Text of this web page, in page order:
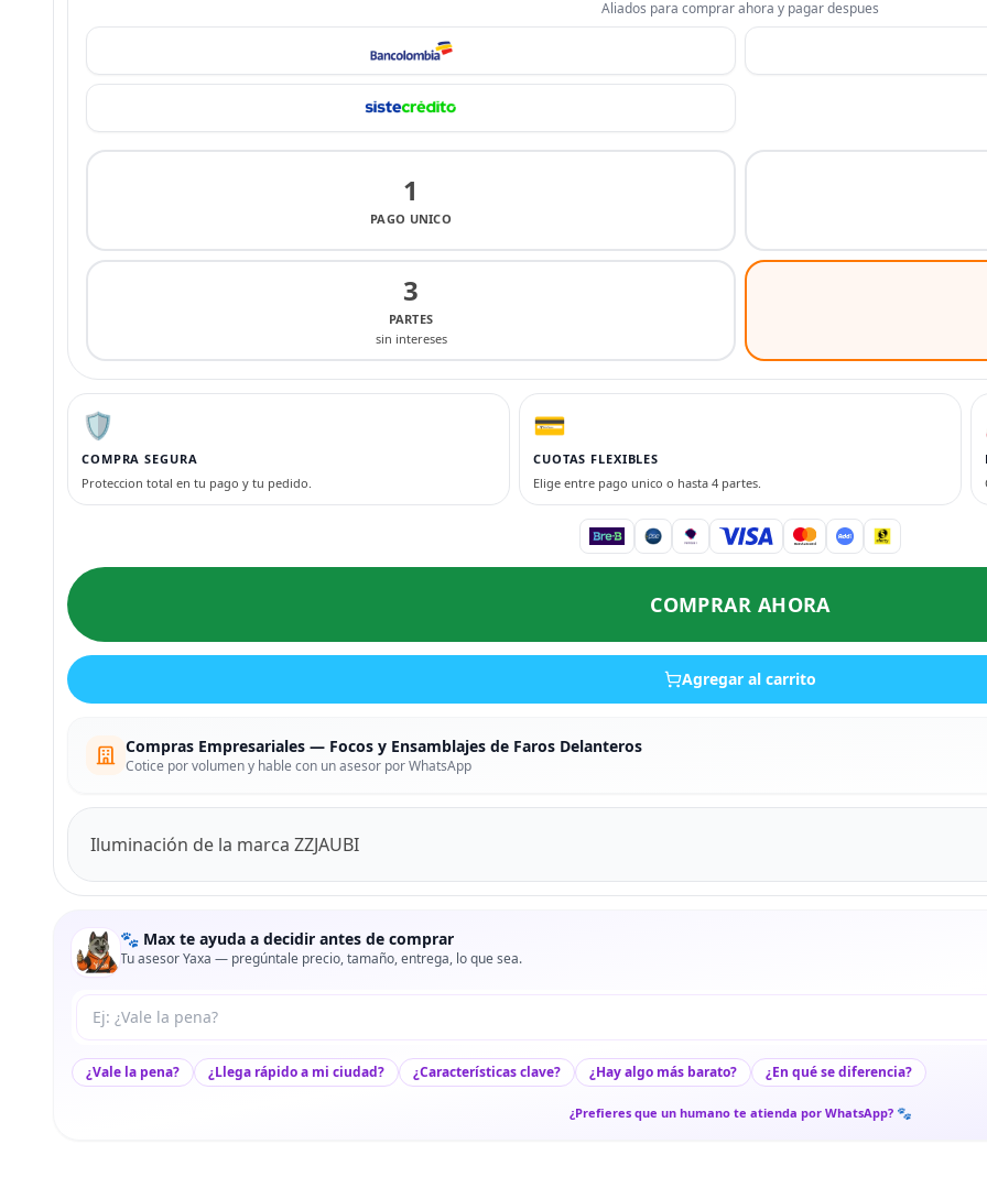
Aliados para comprar ahora y pagar despues
1
PAGO UNICO
3
PARTES
sin intereses
🛡️
COMPRA SEGURA
Proteccion total en tu pago y tu pedido.
💳
CUOTAS FLEXIBLES
Elige entre pago unico o hasta 4 partes.
COMPRAR AHORA
Agregar al carrito
Compras Empresariales — Focos y Ensamblajes de Faros Delanteros
Cotice por volumen y hable con un asesor por WhatsApp
Iluminación de la marca ZZJAUBI
🐾 Max te ayuda a decidir antes de comprar
Tu asesor Yaxa — pregúntale precio, tamaño, entrega, lo que sea.
Tu pregunta a Max
¿Vale la pena? ¿Llega rápido a mi ciudad? ¿Características clave? ¿Hay algo más barato? ¿En qué se diferencia?
¿Prefieres que un humano te atienda por WhatsApp? 🐾